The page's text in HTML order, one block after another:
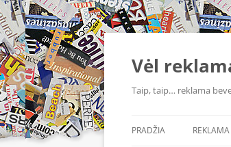
Vėl
Taip, taip… reklama
PRADŽIA